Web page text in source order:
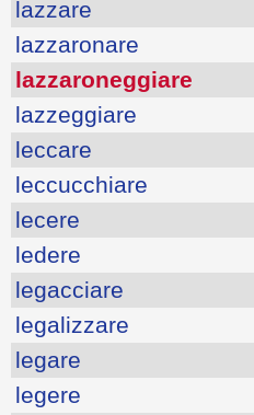
lazzare
lazzaronare
lazzaroneggiare
lazzeggiare
leccare
leccucchiare
lecere
ledere
legacciare
legalizzare
legare
legere